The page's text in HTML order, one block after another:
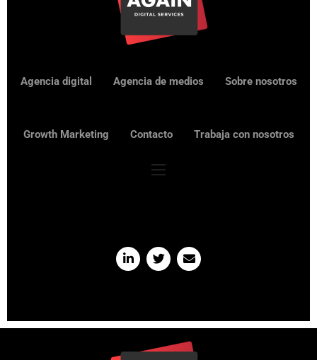
Agencia digital Agencia de medios Sobre nosotros
Growth Marketing Contacto Trabaja con nosotros